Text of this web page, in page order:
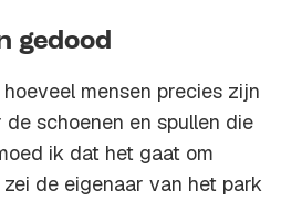
gedood
mensen precies zijn
schoenen en spullen die
ik dat het gaat om
de eigenaar van het park